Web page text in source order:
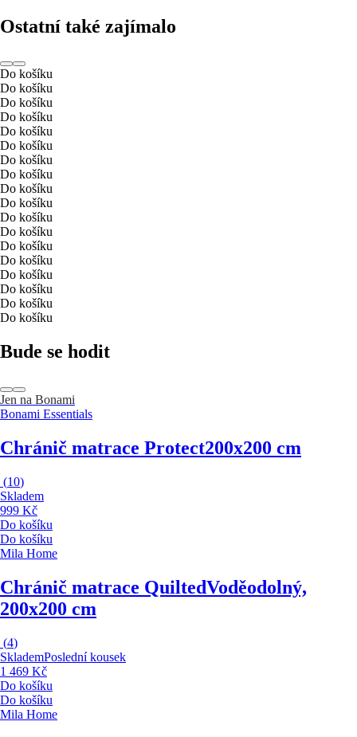
Ostatní také zajímalo
Do košíku
Do košíku
Do košíku
Do košíku
Do košíku
Do košíku
Do košíku
Do košíku
Do košíku
Do košíku
Do košíku
Do košíku
Do košíku
Do košíku
Do košíku
Do košíku
Do košíku
Do košíku
Bude se hodit
Jen na Bonami
Bonami Essentials
Chránič matrace Protect200x200 cm
(10)
Skladem
999 Kč
Do košíku
Do košíku
Mila Home
Chránič matrace QuiltedVoděodolný,
200x200 cm
(4)
SklademPoslední kousek
1 469 Kč
Do košíku
Do košíku
Mila Home